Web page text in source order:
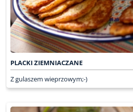
PLACKI ZIEMNIACZANE
Z gulaszem wieprzowym;-)